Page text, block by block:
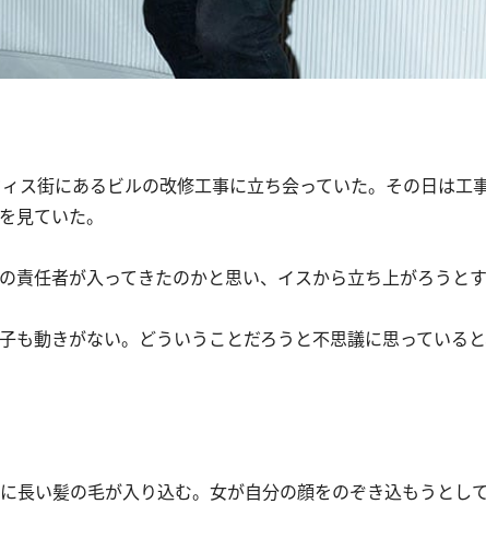
ス街にあるビルの改修工事に立ち会っていた。その日は工
見ていた。
任者が入ってきたのかと思い、イスから立ち上がろうと
動きがない。どういうことだろうと不思議に思っている
い髪の毛が入り込む。女が自分の顔をのぞき込もうとして